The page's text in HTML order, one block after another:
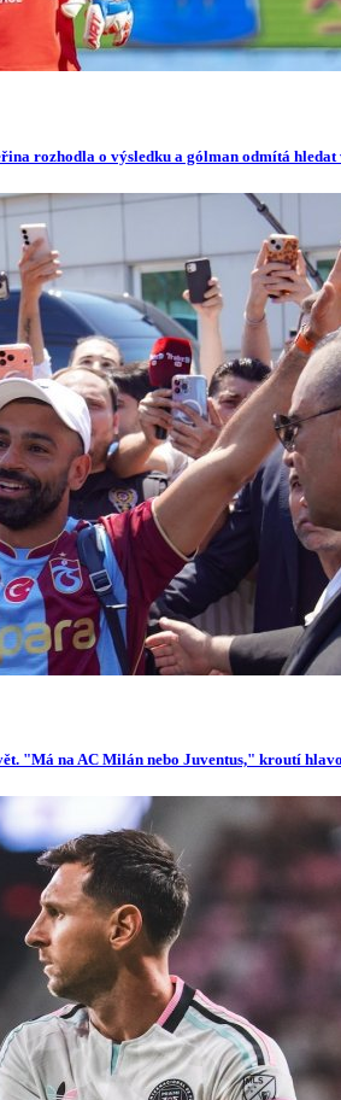
rozhodla o výsledku a gólman odmítá
"Má na AC Milán nebo Juventus," kroutí